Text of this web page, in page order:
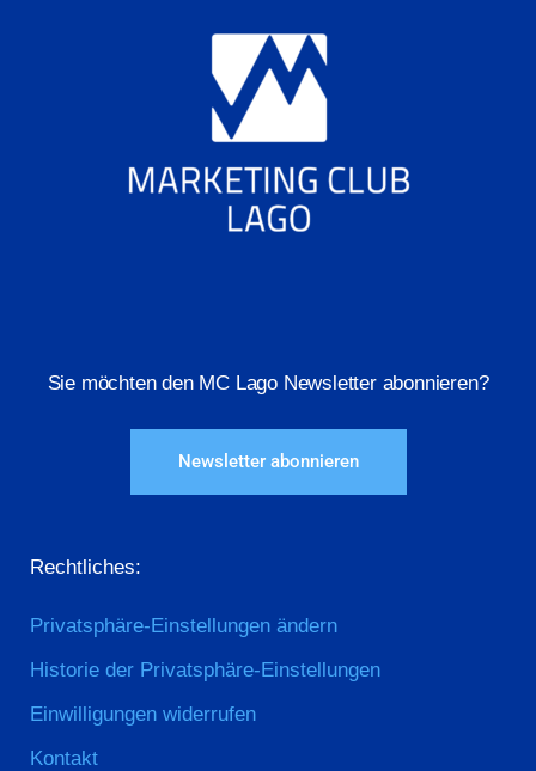
Sie möchten den MC Lago Newsletter abonnieren?
Newsletter abonnieren
Rechtliches:
Privatsphäre-Einstellungen ändern
Historie der Privatsphäre-Einstellungen
Einwilligungen widerrufen
Kontakt